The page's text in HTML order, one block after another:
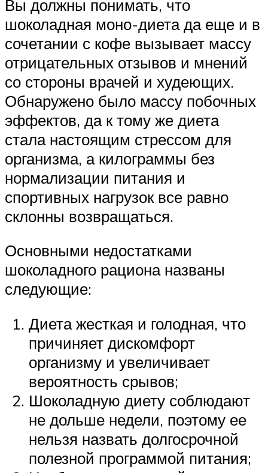
Вы должны понимать, что
шоколадная моно-диета да еще и в
сочетании с кофе вызывает массу
отрицательных отзывов и мнений
со стороны врачей и худеющих.
Обнаружено было массу побочных
эффектов, да к тому же диета
стала настоящим стрессом для
организма, а килограммы без
нормализации питания и
спортивных нагрузок все равно
склонны возвращаться.
Основными недостатками
шоколадного рациона названы
следующие:
Диета жесткая и голодная, что
причиняет дискомфорт
организму и увеличивает
вероятность срывов;
Шоколадную диету соблюдают
не дольше недели, поэтому ее
нельзя назвать долгосрочной
полезной программой питания;